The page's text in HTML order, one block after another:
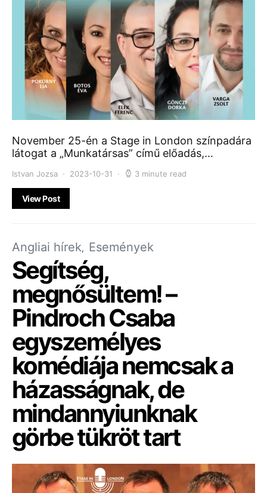
November 25-én a Stage in London színpadára
látogat a „Munkatársas” című előadás,…
Istvan Jozsa 2023-10-31 3 minute read
View Post
Angliai hírek Események
Segítség,
megnősültem! –
Pindroch Csaba
egyszemélyes
komédiája nemcsak a
házasságnak, de
mindannyiunknak
görbe tükröt tart